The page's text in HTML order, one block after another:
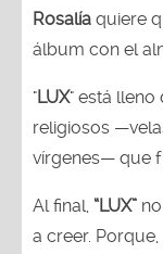
Rosalía quiere
álbum con el
"LUX" está
religiosos
vírgenes— que
Al final, “LUX”
a creer. Porque,